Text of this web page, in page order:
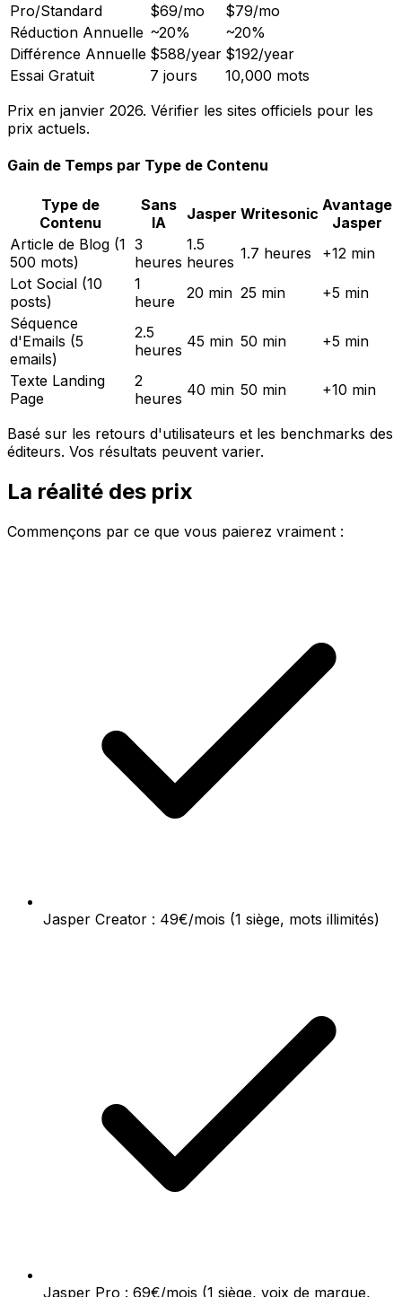
Pro/Standard
$69/mo
$79/mo
Réduction Annuelle ~20%
~20%
Différence Annuelle $588/year $192/year
Essai Gratuit
7 jours
10,000 mots
Prix en janvier 2026. Vérifier les sites officiels pour les
prix actuels.
Gain de Temps par Type de Contenu
Type de
Contenu
Sans
IA
Jasper Writesonic Avantage
Jasper
Article de Blog (1
500 mots)
3
heures
1.5
heures 1.7 heures
+12 min
Lot Social (10
posts)
1
heure
20 min 25 min
+5 min
Séquence
d'Emails (5
emails)
2.5
heures 45 min 50 min +5 min
Texte Landing
Page
2
heures 40 min 50 min +10 min
Basé sur les retours d'utilisateurs et les benchmarks des
éditeurs. Vos résultats peuvent varier.
La réalité des prix
Commençons par ce que vous paierez vraiment :
Jasper Creator : 49€/mois (1 siège, mots illimités)
Jasper Pro : 69€/mois (1 siège, voix de marque,